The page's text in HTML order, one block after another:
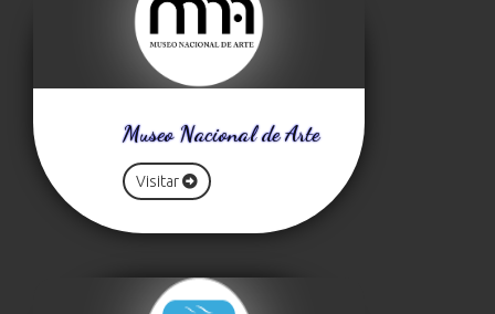
Museo Nacional de Arte
Visitar